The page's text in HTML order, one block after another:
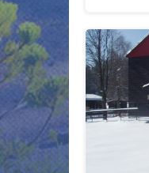
Wifi free
koutem,
V ceně
K
u nás
máte